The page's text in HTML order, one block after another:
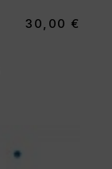
30,00 €